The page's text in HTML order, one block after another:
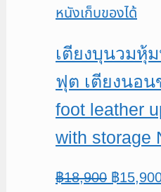
฿19,900.
เตียงบุนวมหุ้
ฟุต เตียงนอน
foot leather
with storage
฿18,900 Original
฿